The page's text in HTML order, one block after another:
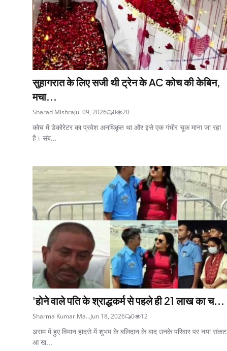
सुहागरात के लिए सजी थी ट्रेन के AC कोच की केबिन,
मचा...
Sharad MishraJul 09, 2026 0 20
कोच में डेकोरेटर का प्रवेश अनधिकृत था और इसे एक गंभीर चूक माना जा रहा
है। संब...
'होने वाले पति के श्राद्धकर्म से पहले ही 21 लाख का च...
Sharma Kumar Ma...Jun 18, 2026 0 12
असम में हुए विमान हादसे में शुभम के बलिदान के बाद उनके परिवार पर नया संकट
आ ख...